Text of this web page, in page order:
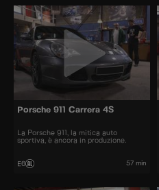
Porsche 911 Carrera 4S
La Porsche 911, la mitica auto
sportiva, è ancora in produzione.
E6 57 min